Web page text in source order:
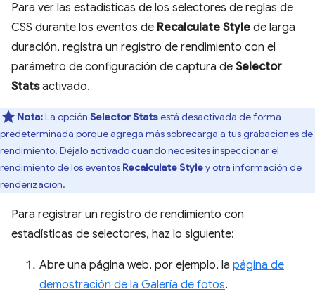
Para ver las estadísticas de los selectores de reglas de
CSS durante los eventos de Recalculate Style de larga
duración, registra un registro de rendimiento con el
parámetro de configuración de captura de Selector
Statsactivado.
Nota:La opción Selector Statsestá desactivada de forma
predeterminada porque agrega más sobrecarga a tus grabaciones de
rendimiento. Déjalo activado cuando necesites inspeccionar el
rendimiento de los eventos Recalculate Styley otra información de
renderización.
Para registrar un registro de rendimiento con
estadísticas de selectores, haz lo siguiente:
Abre una página web, por ejemplo, la página de
demostración de la Galería de fotos.